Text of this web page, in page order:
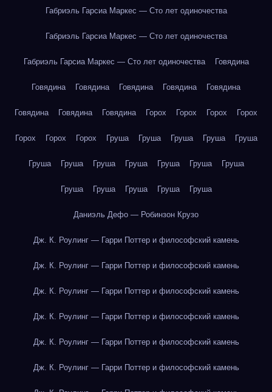
Габриэль Гарсиа Маркес — Сто лет одиночества
Габриэль Гарсиа Маркес — Сто лет одиночества
Габриэль Гарсиа Маркес — Сто лет одиночества Говядина
Говядина Говядина Говядина Говядина Говядина
Говядина Говядина Говядина Горох Горох Горох Горох
Горох Горох Горох Груша Груша Груша Груша Груша
Груша Груша Груша Груша Груша Груша Груша
Груша Груша Груша Груша Груша
Даниэль Дефо — Робинзон Крузо
Дж. К. Роулинг — Гарри Поттер и философский камень
Дж. К. Роулинг — Гарри Поттер и философский камень
Дж. К. Роулинг — Гарри Поттер и философский камень
Дж. К. Роулинг — Гарри Поттер и философский камень
Дж. К. Роулинг — Гарри Поттер и философский камень
Дж. К. Роулинг — Гарри Поттер и философский камень